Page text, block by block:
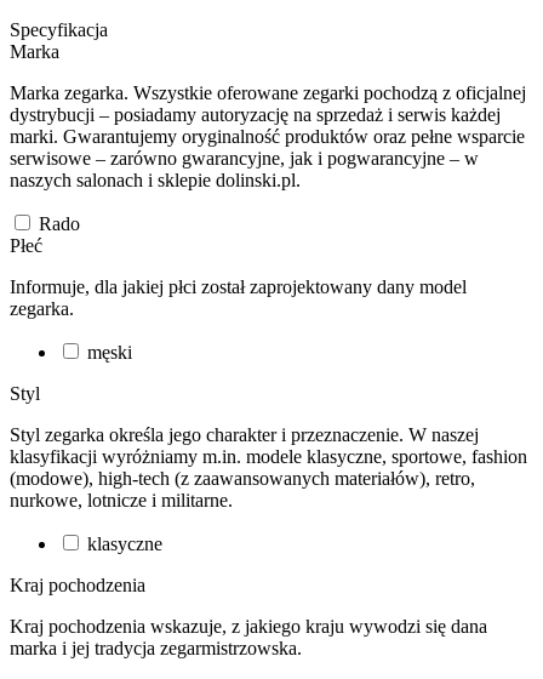
Specyfikacja
Marka
Marka zegarka. Wszystkie oferowane zegarki pochodzą z oficjalnej
dystrybucji – posiadamy autoryzację na sprzedaż i serwis każdej
marki. Gwarantujemy oryginalność produktów oraz pełne wsparcie
serwisowe – zarówno gwarancyjne, jak i pogwarancyjne – w
naszych salonach i sklepie dolinski.pl.
Rado
Płeć
Informuje, dla jakiej płci został zaprojektowany dany model
zegarka.
męski
Styl
Styl zegarka określa jego charakter i przeznaczenie. W naszej
klasyfikacji wyróżniamy m.in. modele klasyczne, sportowe, fashion
(modowe), high-tech (z zaawansowanych materiałów), retro,
nurkowe, lotnicze i militarne.
klasyczne
Kraj pochodzenia
Kraj pochodzenia wskazuje, z jakiego kraju wywodzi się dana
marka i jej tradycja zegarmistrzowska.